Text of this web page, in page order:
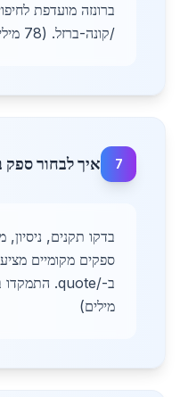
ברונזה מועדפת
/קונה-ברזל. (78 מילים)
7 איך לבחור ספק
בדקו תקנים,
ספקים מקומיים
מילים)